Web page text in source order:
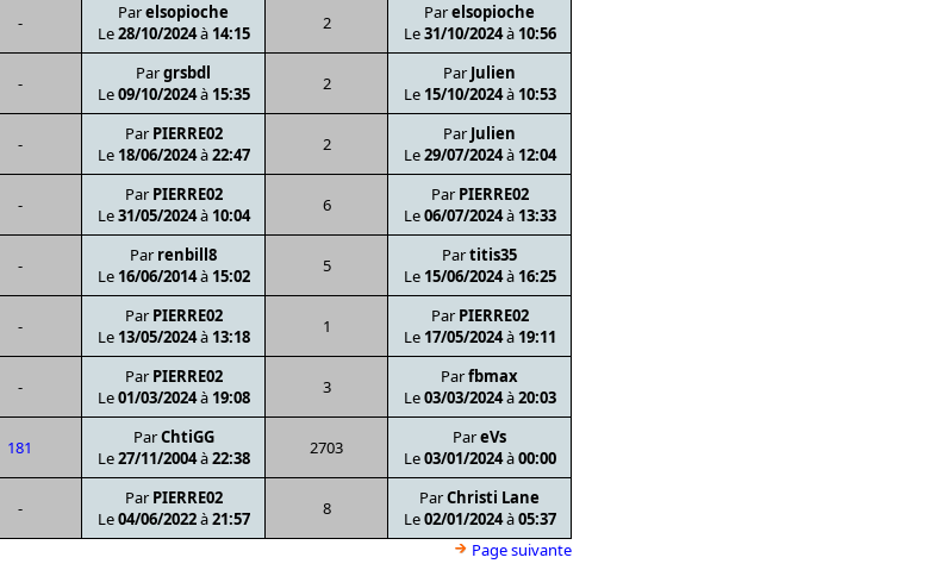
- Parelsopioche
Le28/10/2024à 14:15 2 Parelsopioche
Le31/10/2024à 10:56
- Pargrsbdl
Le09/10/2024à 15:35 2 Par Julien
Le 15/10/2024à 10:53
- Par PIERRE02
Le 18/06/2024à22:47 2 Par Julien
Le29/07/2024à 12:04
- Par PIERRE02
Le31/05/2024à 10:04 6 Par PIERRE02
Le06/07/2024à 13:33
- Par renbill8
Le 16/06/2014à 15:02 5 Partitis35
Le 15/06/2024à 16:25
- Par PIERRE02
Le 13/05/2024à 13:18 1 Par PIERRE02
Le 17/05/2024à 19:11
- Par PIERRE02
Le01/03/2024à 19:08 3 Parfbmax
Le03/03/2024à20:03
181 ParChtiGG
Le27/11/2004à22:38 2703 PareVs
Le03/01/2024à00:00
- Par PIERRE02
Le04/06/2022à21:57 8 ParChristi Lane
Le02/01/2024à05:37
Page suivante